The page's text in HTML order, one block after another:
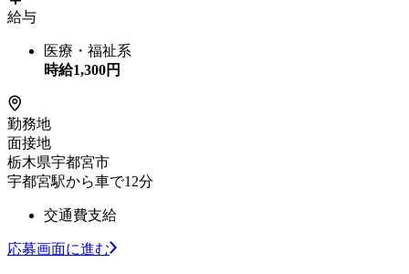
給与
医療・福祉系
時給1,300円
勤務地
面接地
栃木県宇都宮市
宇都宮駅から車で12分
交通費支給
応募画面に進む